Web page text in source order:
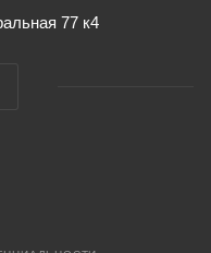
77 к4